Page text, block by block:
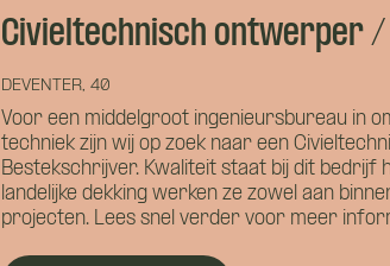
Civieltechnisch ontwerper
DEVENTER, 40
Voor een middelgroot ingenieursbureau in
techniek zijn wij op zoek naar een
Bestekschrijver. Kwaliteit staat bij dit bedrijf
landelijke dekking werken ze zowel aan
projecten. Lees snel verder voor meer